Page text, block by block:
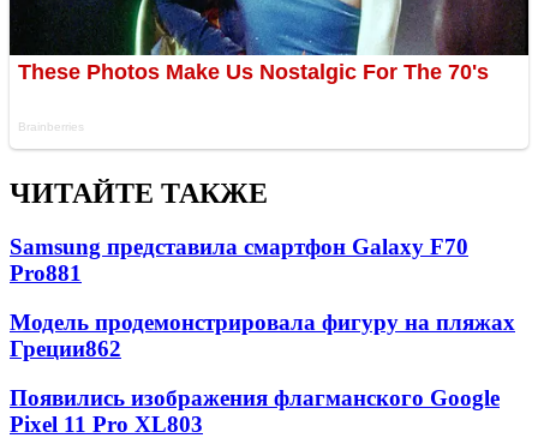
ЧИТАЙТЕ ТАКЖЕ
Samsung представила смартфон Galaxy F70
Pro881
Модель продемонстрировала фигуру на пляжах
Греции862
Появились изображения флагманского Google
Pixel 11 Pro XL803